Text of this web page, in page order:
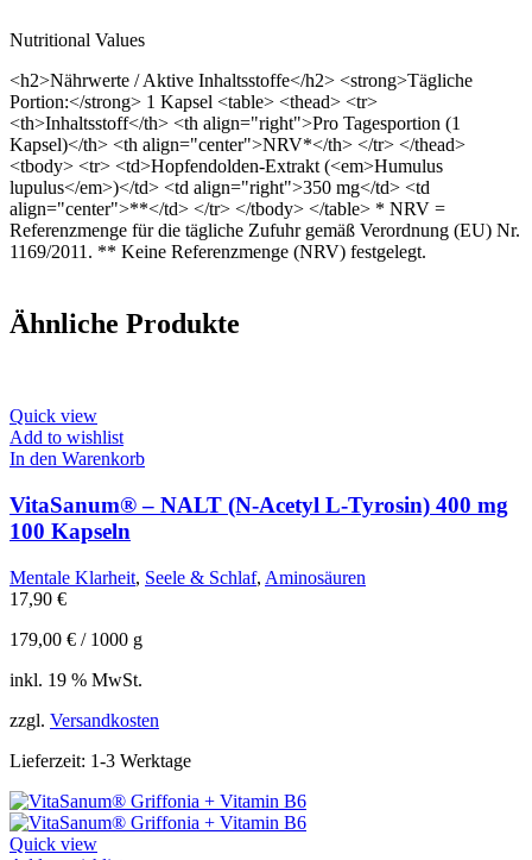
Nutritional Values
<h2>Nährwerte / Aktive Inhaltsstoffe</h2> <strong>Tägliche
Portion:</strong> 1 Kapsel <table> <thead> <tr>
<th>Inhaltsstoff</th> <th align="right">Pro Tagesportion (1
Kapsel)</th> <th align="center">NRV*</th> </tr> </thead>
<tbody> <tr> <td>Hopfendolden-Extrakt (<em>Humulus
lupulus</em>)</td> <td align="right">350 mg</td> <td
align="center">**</td> </tr> </tbody> </table> * NRV =
Referenzmenge für die tägliche Zufuhr gemäß Verordnung (EU) Nr.
1169/2011. ** Keine Referenzmenge (NRV) festgelegt.
Ähnliche Produkte
Quick view
Add to wishlist
In den Warenkorb
VitaSanum® – NALT (N-Acetyl L-Tyrosin) 400 mg
100 Kapseln
Mentale Klarheit, Seele & Schlaf, Aminosäuren
17,90 €
179,00 € / 1000 g
inkl. 19 % MwSt.
zzgl. Versandkosten
Lieferzeit: 1-3 Werktage
Quick view